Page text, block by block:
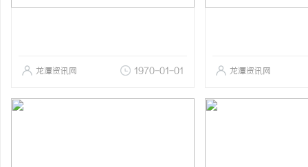
龙潭资讯网 1970-01-01 龙潭资讯网